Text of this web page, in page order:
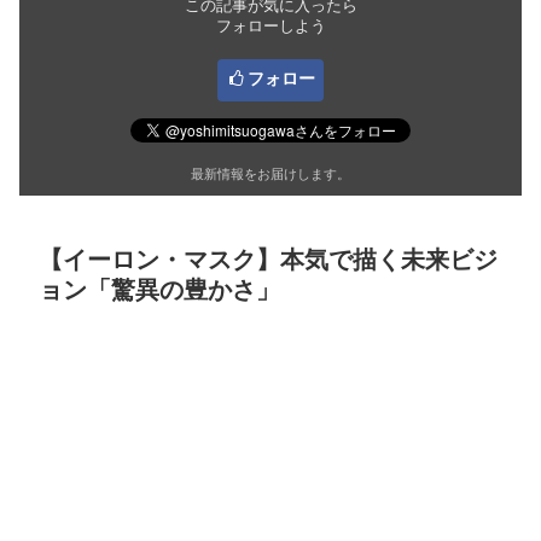
この記事が気に入ったら
フォローしよう
フォロー
最新情報をお届けします。
【イーロン・マスク】本気で描く未来ビジ
ョン「驚異の豊かさ」